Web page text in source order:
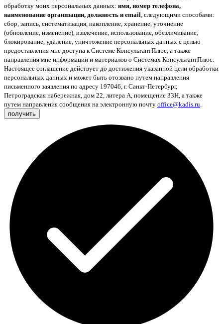
обработку моих персональных данных: имя, номер телефона,
наименование организации, должность и email, следующими способами:
сбор, запись, систематизация, накопление, хранение, уточнение
(обновление, изменение), извлечение, использование, обезличивание,
блокирование, удаление, уничтожение персональных данных с целью
предоставления мне доступа к Системе КонсультантПлюс, а также
направления мне информации и материалов о Системах КонсультантПлюс.
Настоящее соглашение действует до достижения указанной цели обработки
персональных данных и может быть отозвано путем направления
письменного заявления по адресу 197046, г. Санкт-Петербург,
Петроградская набережная, дом 22, литера А, помещение 33Н, а также
путем направления сообщения на электронную почту office@kadis.ru.
получить